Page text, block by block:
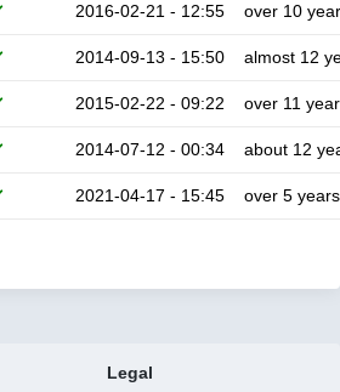
2016-02-21 - 12:55 over 10
2014-09-13 - 15:50 almost 12
2015-02-22 - 09:22 over 11
2014-07-12 - 00:34 about 12
2021-04-17 - 15:45 over 5 years
Legal